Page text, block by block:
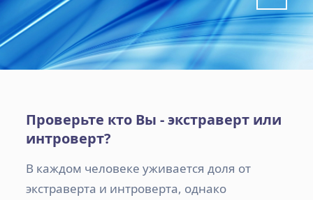
Проверьте кто Вы - экстраверт или
интроверт?
В каждом человеке уживается доля от
экстраверта и интроверта, однако